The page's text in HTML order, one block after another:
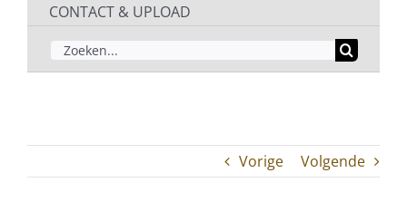
CONTACT & UPLOAD
ZOEKEN
NAAR:
Vorige Volgende